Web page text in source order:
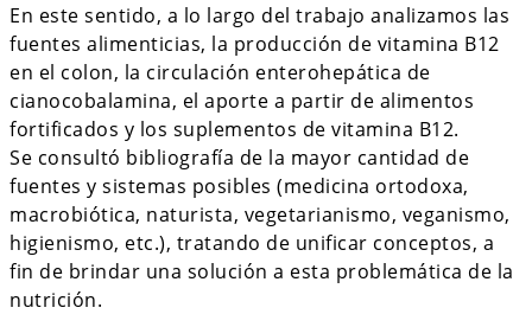
En este sentido, a lo largo del trabajo analizamos las
fuentes alimenticias, la producción de vitamina B12
en el colon, la circulación enterohepática de
cianocobalamina, el aporte a partir de alimentos
fortificados y los suplementos de vitamina B12.
Se consultó bibliografía de la mayor cantidad de
fuentes y sistemas posibles (medicina ortodoxa,
macrobiótica, naturista, vegetarianismo, veganismo,
higienismo, etc.), tratando de unificar conceptos, a
fin de brindar una solución a esta problemática de la
nutrición.